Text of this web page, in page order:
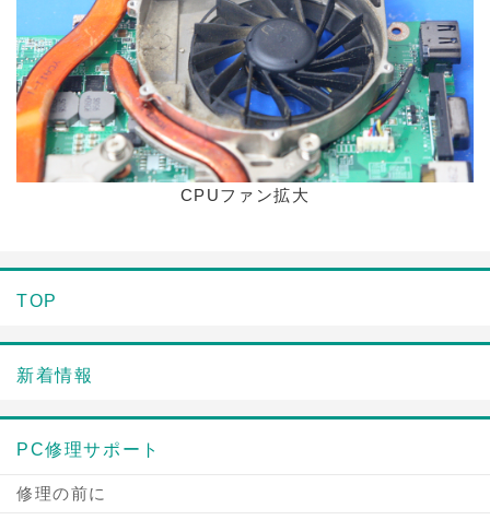
CPUファン拡大
TOP
新着情報
PC修理サポート
修理の前に